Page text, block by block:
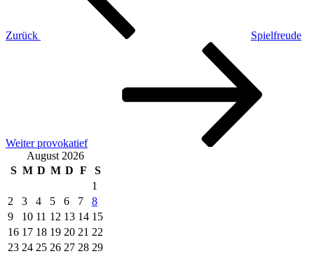
Zurück
Spielfreude
Weiter provokatief
August 2026
S M D M D F
S
1
2
3 4 5 6 7
8
9
10 11 12 13 14 15
16 17 18 19 20 21 22
23 24 25 26 27 28 29